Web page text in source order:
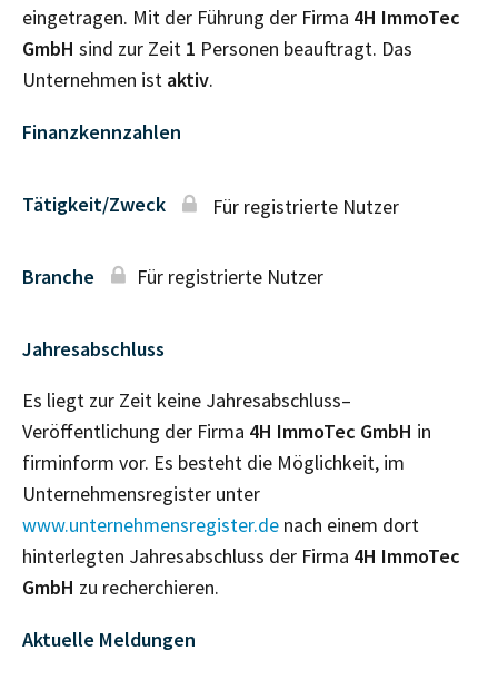
eingetragen. Mit der Führung der Firma 4H ImmoTec
GmbH sind zur Zeit 1 Personen beauftragt. Das
Unternehmen ist aktiv.
Finanzkennzahlen
Tätigkeit/Zweck Für registrierte Nutzer
Branche Für registrierte Nutzer
Jahresabschluss
Es liegt zur Zeit keine Jahresabschluss–
Veröffentlichung der Firma 4H ImmoTec GmbH in
firminform vor. Es besteht die Möglichkeit, im
Unternehmensregister unter
www.unternehmensregister.de nach einem dort
hinterlegten Jahresabschluss der Firma 4H ImmoTec
GmbH zu recherchieren.
Aktuelle Meldungen